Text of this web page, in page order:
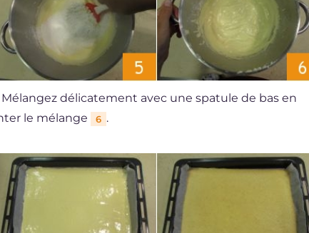
Mélangez délicatement avec une spatule de bas en
le mélange 6 .